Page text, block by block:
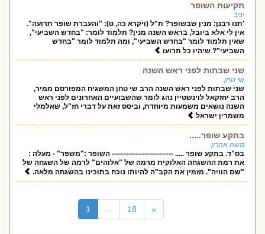
תקיעות השופר
יניב
'תנו רבנן: מנין שבשופר? ת"ל (ויקרא כה, ט): "והעברת שופר תרועה".
אין לי אלא ביובל, בראש השנה מנין? תלמוד לומר: "בחדש השביעי",
שאין תלמוד לומר "בחדש השביעי", ומה תלמוד לומר "בחדש
השביעי"? שיהיו כל תרועו
שני שבתות לפני ראש השנה
שי טחן
שני שבתות לפני ראש השנה הרב שי טחן המשגיח המפורסם ממיר,
הרב יחזקאל לוינשטיין נהג לומר שהשבועיים האחרונים לפני ראש
השנה נושאים משמעות מיוחדת, וביסס זאת על דברי חז"ל, שאלמלי
משמרין ישראל
בתקע שופר.....
משה אהרון
בס"ד. בתקע שופר ..... -------------------------- השופר :"משפר" - מעלה :
את רמת ההשגחה האלוקית מרמה של "אלוהים" לרמה של השגחה של
"שם הוויה". מזמין את הקב"ה להיותו נוכח בתוכינו בהשגחה מלאה.
1 18 «